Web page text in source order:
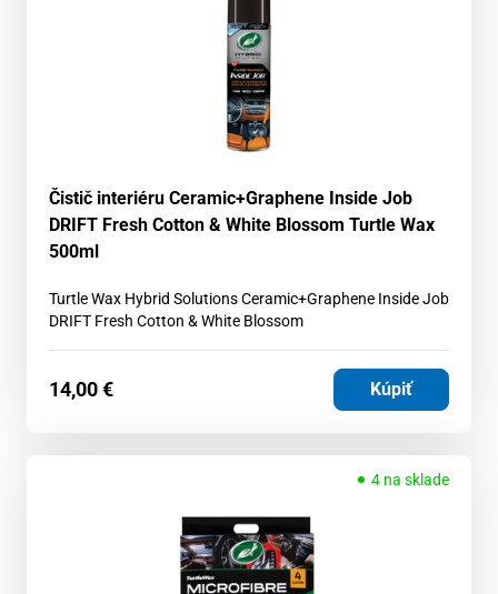
Čistič interiéru Ceramic+Graphene Inside Job
DRIFT Fresh Cotton & White Blossom Turtle Wax
500ml
Turtle Wax Hybrid Solutions Ceramic+Graphene Inside Job
DRIFT Fresh Cotton & White Blossom
14,00€ Kúpiť
4 na sklade